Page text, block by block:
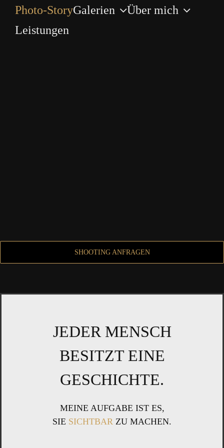
Zum
Inhalt
springen
Photo-StoryGalerien
Über mich
Leistungen
SHOOTING ANFRAGEN
JEDER MENSCH
BESITZT EINE
GESCHICH­TE.
MEI­NE AUF­GA­BE IST ES,
SIE SICHT­BAR ZU MACHEN.